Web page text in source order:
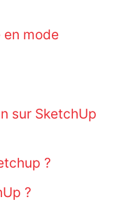
en mode
sur SketchUp
?
?